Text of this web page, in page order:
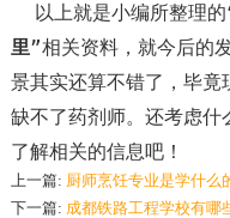
以上就是小编所整理的
里”相关资料，就今后的
景其实还算不错了，毕
缺不了药剂师。还考虑
了解相关的信息吧！
上一篇: 厨师烹饪专业是学什么
下一篇: 成都铁路工程学校有哪